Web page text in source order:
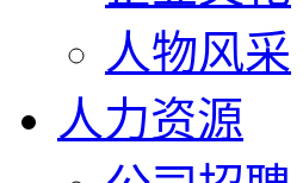
人物风采
人力资源